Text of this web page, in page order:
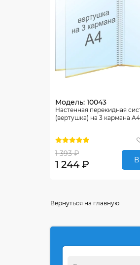
Модель: 10043
Настенная перекидная
(вертушка) на 3 кармана А4
1 393 ₽
1 244 ₽
Вернуться на главную